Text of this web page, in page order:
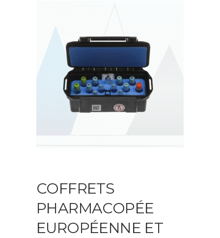
COFFRETS
PHARMACOPÉE
EUROPÉENNE ET